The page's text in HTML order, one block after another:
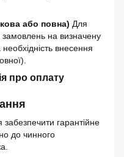
або повна) Для
замовлень на визначену
внесення
про оплату
забезпечити гарантійне
до чинного